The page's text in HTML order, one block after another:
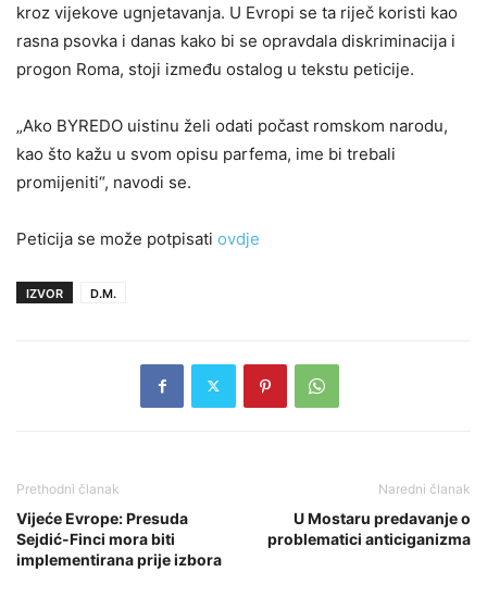
kroz vijekove ugnjetavanja. U Evropi se ta riječ koristi kao
rasna psovka i danas kako bi se opravdala diskriminacija i
progon Roma, stoji između ostalog u tekstu peticije.
„Ako BYREDO uistinu želi odati počast romskom narodu,
kao što kažu u svom opisu parfema, ime bi trebali
promijeniti“, navodi se.
Peticija se može potpisati ovdje
IZVOR D.M.
Prethodni članak
Vijeće Evrope: Presuda
Sejdić-Finci mora biti
implementirana prije izbora
Naredni članak
U Mostaru predavanje o
problematici anticiganizma